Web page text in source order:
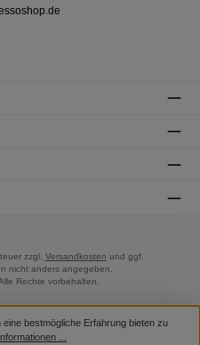
zzgl. Versandkosten und ggf.
nicht anders angegeben.
Rechte vorbehalten.
bestmögliche Erfahrung bieten zu
...